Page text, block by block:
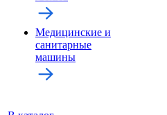
Медицинские и
санитарные
машины